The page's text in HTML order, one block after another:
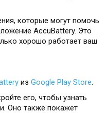
которые могут помочь
AccuBattery. Это
хорошо работает ваш
из Google Play Store.
его, чтобы узнать
Оно также покажет